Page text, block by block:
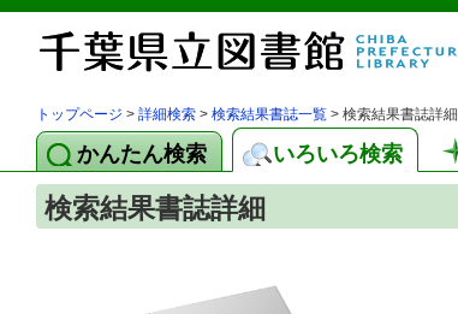
トップページ > 詳細検索 > 検索結果書誌一覧 > 検索結果書誌詳細
かんたん検索 いろいろ検索
検索結果書誌詳細